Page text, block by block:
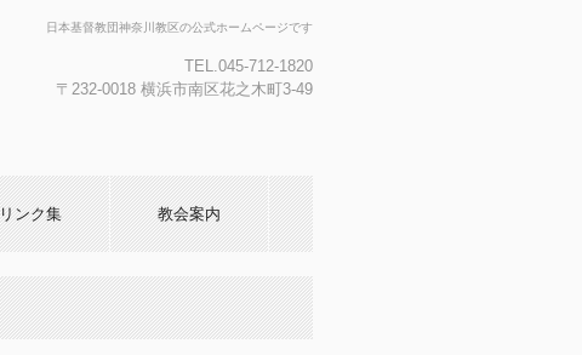
日本基督教団神奈川教区の公式ホームページです
TEL.045-712-1820
〒232-0018 横浜市南区花之木町3-49
リンク集 教会案内